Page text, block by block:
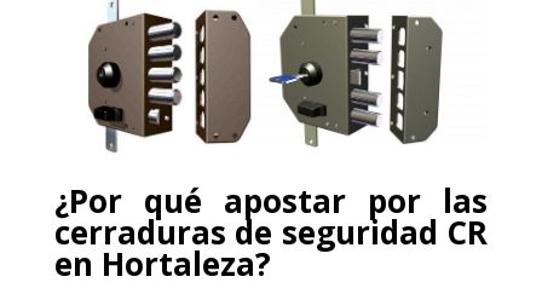
¿Por qué apostar por las
cerraduras de seguridad CR
en Hortaleza?